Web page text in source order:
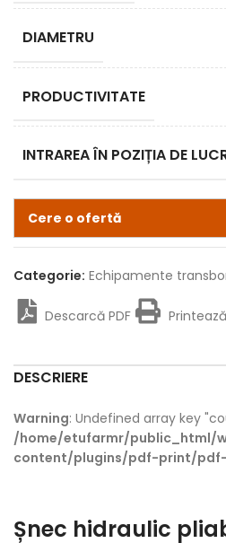
DIAMETRU
PRODUCTIVITATE
INTRAREA ÎN POZIȚIA DE
Cere o ofertă
Categorie: Echipamente
Descarcă PDF Printează
DESCRIERE
Warning: Undefined array key
/home/etufarmr/public_html/
content/plugins/pdf-print/
Șnec hidraulic